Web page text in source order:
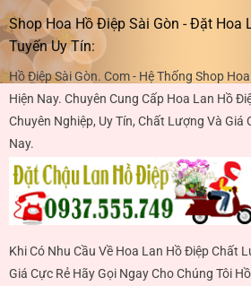
Shop Hoa Hồ Điệp Sài Gòn - Đặt Hoa
Tuyến Uy Tín:
Hồ Điệp Sài Gòn. Com - Hệ Thống Shop
Hiện Nay. Chuyên Cung Cấp Hoa Lan Hồ
Chuyên Nghiệp, Uy Tín, Chất Lượng Và Giá
Nay.
Khi Có Nhu Cầu Về Hoa Lan Hồ Điệp Chất
Giá Cực Rẻ Hãy Gọi Ngay Cho Chúng Tôi